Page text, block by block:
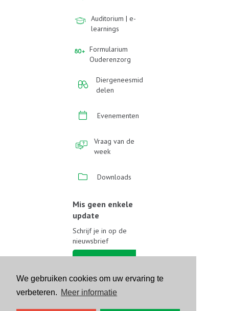
We gebruiken cookies om uw ervaring te
verbeteren. Meer informatie
Auditorium | e-
learnings
Formularium
Ouderenzorg
Diergeneesmid
delen
Evenementen
Vraag van de
week
Downloads
Mis geen enkele
update
Schrijf je in op de
nieuwsbrief
Volg ons op sociale media